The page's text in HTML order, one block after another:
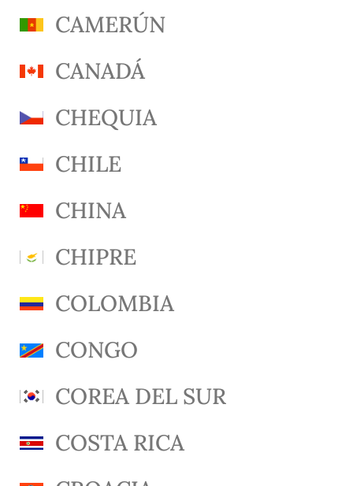
CAMERÚN
CANADÁ
CHEQUIA
CHILE
CHINA
CHIPRE
COLOMBIA
CONGO
COREA DEL SUR
COSTA RICA